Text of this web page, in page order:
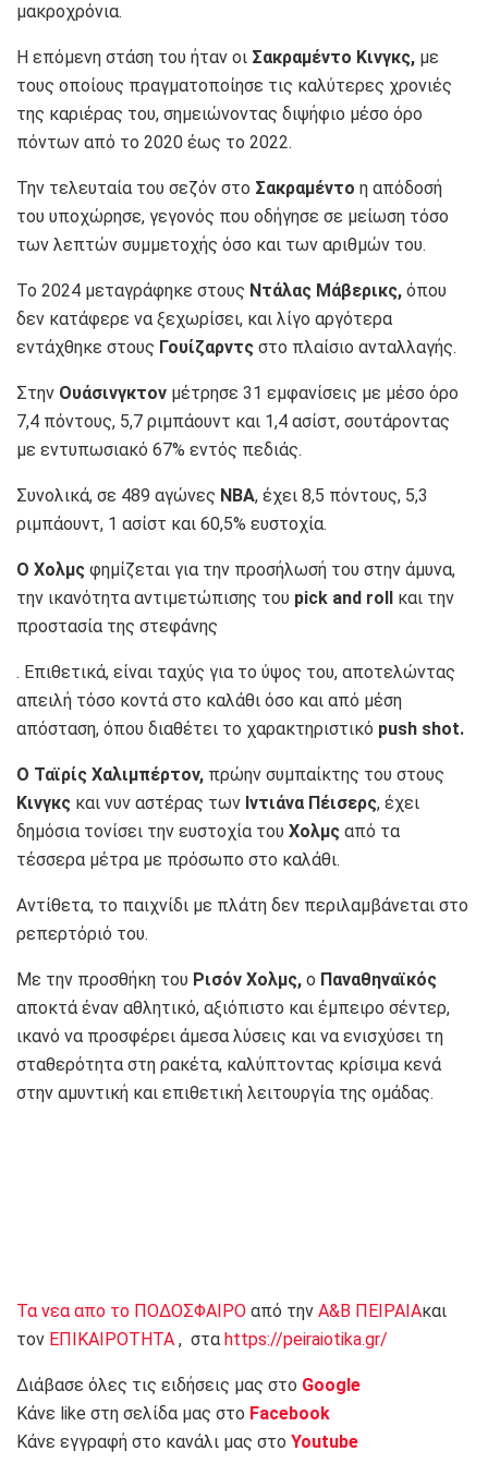
μακροχρόνια.
Η επόμενη στάση του ήταν οι Σακραμέντο Κινγκς, με
τους οποίους πραγματοποίησε τις καλύτερες χρονιές
της καριέρας του, σημειώνοντας διψήφιο μέσο όρο
πόντων από το 2020 έως το 2022.
Την τελευταία του σεζόν στο Σακραμέντο η απόδοσή
του υποχώρησε, γεγονός που οδήγησε σε μείωση τόσο
των λεπτών συμμετοχής όσο και των αριθμών του.
Το 2024 μεταγράφηκε στους Ντάλας Μάβερικς, όπου
δεν κατάφερε να ξεχωρίσει, και λίγο αργότερα
εντάχθηκε στους Γουίζαρντς στο πλαίσιο ανταλλαγής.
Στην Ουάσινγκτον μέτρησε 31 εμφανίσεις με μέσο όρο
7,4 πόντους, 5,7 ριμπάουντ και 1,4 ασίστ, σουτάροντας
με εντυπωσιακό 67% εντός πεδιάς.
Συνολικά, σε 489 αγώνες NBA, έχει 8,5 πόντους, 5,3
ριμπάουντ, 1 ασίστ και 60,5% ευστοχία.
Ο Χολμς φημίζεται για την προσήλωσή του στην άμυνα,
την ικανότητα αντιμετώπισης του pick and roll και την
προστασία της στεφάνης
. Επιθετικά, είναι ταχύς για το ύψος του, αποτελώντας
απειλή τόσο κοντά στο καλάθι όσο και από μέση
απόσταση, όπου διαθέτει το χαρακτηριστικό push shot.
Ο Ταϊρίς Χαλιμπέρτον, πρώην συμπαίκτης του στους
Κινγκς και νυν αστέρας των Ιντιάνα Πέισερς, έχει
δημόσια τονίσει την ευστοχία του Χολμς από τα
τέσσερα μέτρα με πρόσωπο στο καλάθι.
Αντίθετα, το παιχνίδι με πλάτη δεν περιλαμβάνεται στο
ρεπερτόριό του.
Με την προσθήκη του Ρισόν Χολμς, ο Παναθηναϊκός
αποκτά έναν αθλητικό, αξιόπιστο και έμπειρο σέντερ,
ικανό να προσφέρει άμεσα λύσεις και να ενισχύσει τη
σταθερότητα στη ρακέτα, καλύπτοντας κρίσιμα κενά
στην αμυντική και επιθετική λειτουργία της ομάδας.
Τα νεα απο το ΠΟΔΟΣΦΑΙΡΟ από την Α&Β ΠΕΙΡΑΙΑκαι
τον ΕΠΙΚΑΙΡΟΤΗΤΑ , στα https://peiraiotika.gr/
Διάβασε όλες τις ειδήσεις μας στο Google
Κάνε like στη σελίδα μας στο Facebook
Κάνε εγγραφή στο κανάλι μας στο Youtube